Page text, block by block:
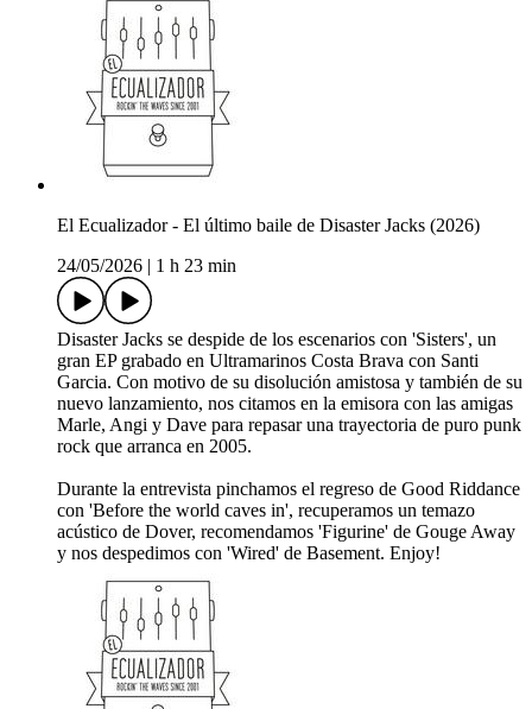
El Ecualizador - El último baile de Disaster Jacks (2026)
24/05/2026
1 h 23 min
Disaster Jacks se despide de los escenarios con 'Sisters', un
gran EP grabado en Ultramarinos Costa Brava con Santi
Garcia. Con motivo de su disolución amistosa y también de su
nuevo lanzamiento, nos citamos en la emisora con las amigas
Marle, Angi y Dave para repasar una trayectoria de puro punk
rock que arranca en 2005.
Durante la entrevista pinchamos el regreso de Good Riddance
con 'Before the world caves in', recuperamos un temazo
acústico de Dover, recomendamos 'Figurine' de Gouge Away
y nos despedimos con 'Wired' de Basement. Enjoy!